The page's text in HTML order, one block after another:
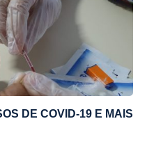
DE COVID-19 E MAIS